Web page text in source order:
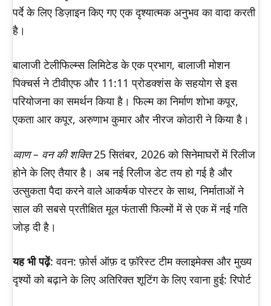
पर्दे के लिए डिज़ाइन किए गए एक दृश्यात्मक अनुभव का वादा करती
है।
बालाजी टेलीफिल्म्स लिमिटेड के एक प्रभाग, बालाजी मोशन
पिक्चर्स ने टीवीएफ और 11:11 प्रोडक्शंस के सहयोग से इस
परियोजना का समर्थन किया है। फिल्म का निर्माण शोभा कपूर,
एकता आर कपूर, अरुणाभ कुमार और नीरज कोठारी ने किया है।
व्वाण – वन की शक्ति25 सितंबर, 2026 को सिनेमाघरों में रिलीज
होने के लिए तैयार है। अब नई रिलीज डेट तय हो गई है और
उत्सुकता पैदा करने वाले आकर्षक पोस्टर के साथ, निर्माताओं ने
साल की सबसे प्रतीक्षित मूल फंतासी फिल्मों में से एक में नई गति
जोड़ दी है।
यह भी पढ़ें: ववन: फ़ोर्स ऑफ़ द फ़ॉरेस्ट टीम क्लाइमेक्स और मुख्य
दृश्यों को बढ़ाने के लिए अतिरिक्त शूटिंग के लिए रवाना हुई: रिपोर्ट